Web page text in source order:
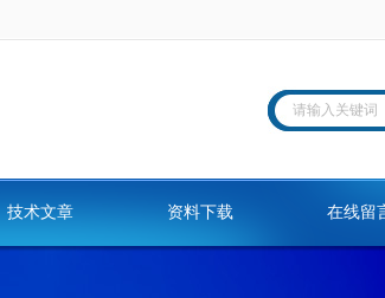
技术文章 资料下载 在线留